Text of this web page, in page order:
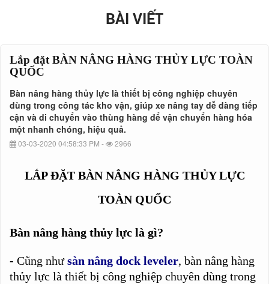
QUỐC
BÀI VIẾT
Lắp đặt BÀN NÂNG HÀNG THỦY LỰC TOÀN
QUỐC
Bàn nâng hàng thủy lực là thiết bị công nghiệp chuyên
dùng trong công tác kho vận, giúp xe nâng tay dễ dàng tiếp
cận và di chuyển vào thùng hàng để vận chuyển hàng hóa
một nhanh chóng, hiệu quả.
03-03-2020 04:58:33 PM - 2966
LẮP ĐẶT BÀN NÂNG HÀNG THỦY LỰC
TOÀN QUỐC
Bàn nâng hàng thủy lực là gì?
- Cũng nhưsàn nâng dock leveler, bàn nâng hàng
thủy lực là thiết bị công nghiệp chuyên dùng trong